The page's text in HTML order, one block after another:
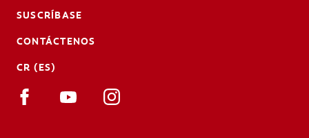
SUSCRÍBASE
CONTÁCTENOS
CR (ES)